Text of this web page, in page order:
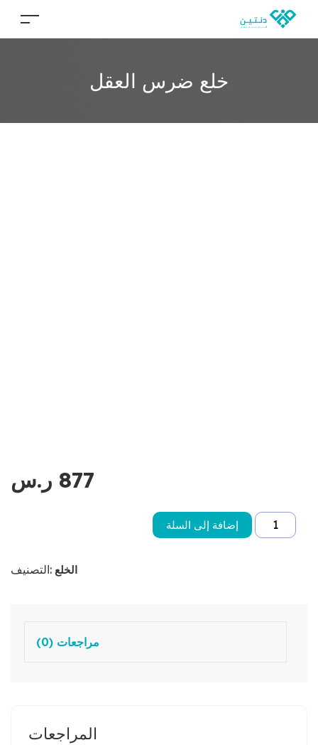
خلع ضرس العقل
877 ر.س
إضافة إلى السلة
التصنيف: الخلع
مراجعات (0)
المراجعات